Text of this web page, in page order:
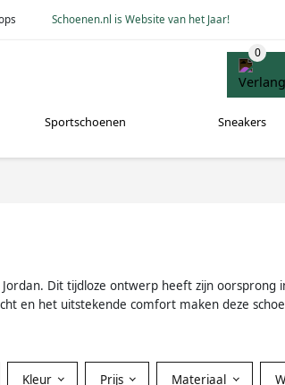
Schoenen.nl is Website van het Jaar!
Sportschoenen Sneakers
Dit tijdloze ontwerp heeft zijn
en het uitstekende comfort maken deze
Kleur Prijs Materiaal